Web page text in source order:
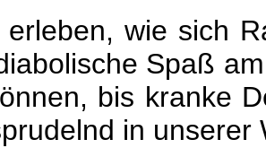
wie sich
Spaß
bis kranke
in unserer